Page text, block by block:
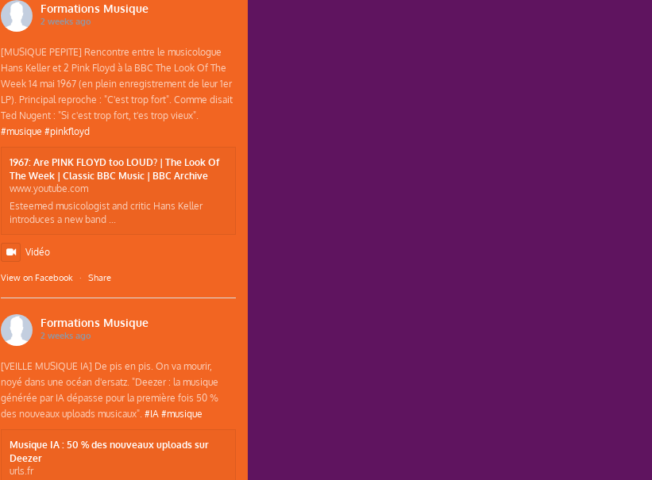
Formations Musique
2 weeks ago
[MUSIQUE PEPITE] Rencontre entre le musicologue
Hans Keller et 2 Pink Floyd à la BBC The Look Of The
Week 14 mai 1967 (en plein enregistrement de leur 1er
LP). Principal reproche : "C'est trop fort". Comme disait
Ted Nugent : "Si c'est trop fort, t'es trop vieux".
#musique #pinkfloyd
1967: Are PINK FLOYD too LOUD? | The Look Of
The Week | Classic BBC Music | BBC Archive
www.youtube.com
Esteemed musicologist and critic Hans Keller
introduces a new band ...
Vidéo
View on Facebook · Share
Formations Musique
2 weeks ago
[VEILLE MUSIQUE IA] De pis en pis. On va mourir,
noyé dans une océan d'ersatz. "Deezer : la musique
générée par IA dépasse pour la première fois 50 %
des nouveaux uploads musicaux". #IA #musique
Musique IA : 50 % des nouveaux uploads sur
Deezer
urls.fr